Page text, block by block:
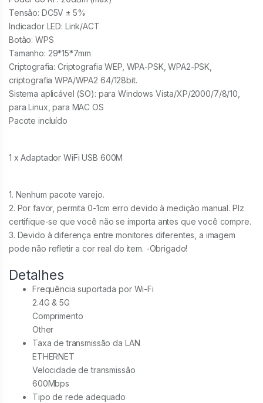
Tensão: DC5V ± 5%
Indicador LED: Link/ACT
Botão: WPS
Tamanho: 29*15*7mm
Criptografia: Criptografia WEP, WPA-PSK, WPA2-PSK,
criptografia WPA/WPA2 64/128bit.
Sistema aplicável (SO): para Windows Vista/XP/2000/7/8/10,
para Linux, para MAC OS
Pacote incluído
1 x Adaptador WiFi USB 600M
1. Nenhum pacote varejo.
2. Por favor, permita 0-1cm erro devido à medição manual. Plz
certifique-se que você não se importa antes que você compre.
3. Devido à diferença entre monitores diferentes, a imagem
pode não refletir a cor real do item. -Obrigado!
Detalhes
Frequência suportada por Wi-Fi
2.4G & 5G
Comprimento
Other
Taxa de transmissão da LAN
ETHERNET
Velocidade de transmissão
600Mbps
Tipo de rede adequado